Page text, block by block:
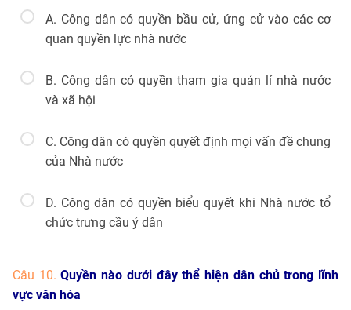
A. Công dân có quyền bầu cử, ứng cử vào các cơ
quan quyền lực nhà nước
B. Công dân có quyền tham gia quản lí nhà nước
và xã hội
C. Công dân có quyền quyết định mọi vấn đề chung
của Nhà nước
D. Công dân có quyền biểu quyết khi Nhà nước tổ
chức trưng cầu ý dân
Câu 10.Quyền nào dưới đây thể hiện dân chủ trong lĩnh
vực văn hóa